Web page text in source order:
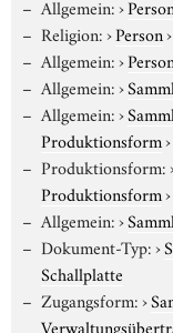
Allgemein:›Person
Religion:›Person›
Allgemein:›Person
Allgemein:›
Allgemein:›
Produktionsform›
Produktionsform:
Produktionsform›
Allgemein:›
Dokument-Typ:›
Schallplatte
Zugangsform:›